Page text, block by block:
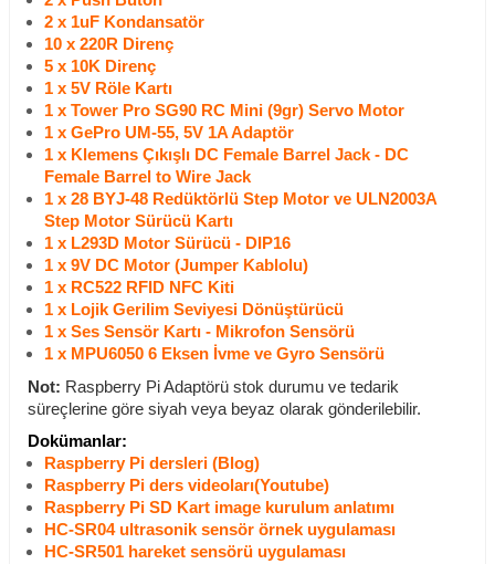
2 x 1uF Kondansatör
10 x 220R Direnç
5 x 10K Direnç
1 x 5V Röle Kartı
1 x Tower Pro SG90 RC Mini (9gr) Servo Motor
1 x GePro UM-55, 5V 1A Adaptör
1 x Klemens Çıkışlı DC Female Barrel Jack - DC
Female Barrel to Wire Jack
1 x 28 BYJ-48 Redüktörlü Step Motor ve ULN2003A
Step Motor Sürücü Kartı
1 x L293D Motor Sürücü - DIP16
1 x 9V DC Motor (Jumper Kablolu)
1 x RC522 RFID NFC Kiti
1 x Lojik Gerilim Seviyesi Dönüştürücü
1 x Ses Sensör Kartı - Mikrofon Sensörü
1 x MPU6050 6 Eksen İvme ve Gyro Sensörü
Not: Raspberry Pi Adaptörü stok durumu ve tedarik
süreçlerine göre siyah veya beyaz olarak gönderilebilir.
Dokümanlar:
Raspberry Pi dersleri (Blog)
Raspberry Pi ders videoları(Youtube)
Raspberry Pi SD Kart image kurulum anlatımı
HC-SR04 ultrasonik sensör örnek uygulaması
HC-SR501 hareket sensörü uygulaması